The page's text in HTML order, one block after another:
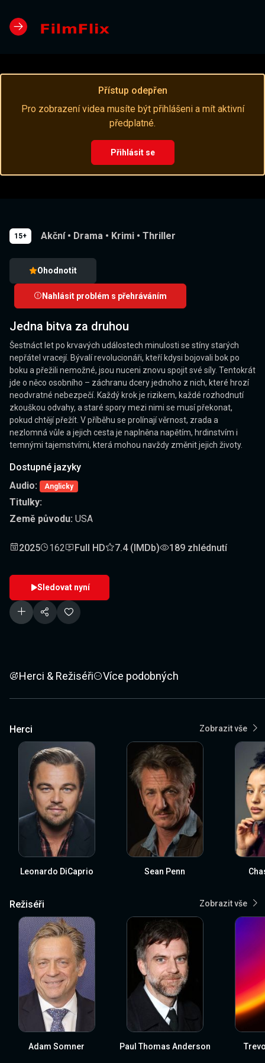
Přístup odepřen
Pro zobrazení videa musíte být přihlášeni a mít aktivní
předplatné.
Přihlásit se
15+ Akční • Drama • Krimi • Thriller
Ohodnotit
Nahlásit problém s přehráváním
Jedna bitva za druhou
Šestnáct let po krvavých událostech minulosti se stíny starých
nepřátel vracejí. Bývalí revolucionáři, kteří kdysi bojovali bok po
boku a přežili nemožné, jsou nuceni znovu spojit své síly. Tentokrát
jde o něco osobního – záchranu dcery jednoho z nich, které hrozí
neodvratné nebezpečí. Každý krok je rizikem, každé rozhodnutí
zkouškou odvahy, a staré spory mezi nimi se musí překonat,
pokud chtějí přežít. V příběhu se prolínají věrnost, zrada a
nezlomná vůle a jejich cesta je naplněna napětím, hrdinstvím i
temnými tajemstvími, která mohou navždy změnit jejich životy.
Dostupné jazyky
Audio:
Anglicky
Titulky:
Země původu: USA
2025 162 Full HD 7.4 (IMDb) 189 zhlédnutí
Sledovat nyní
Herci & Režiséři Více podobných
Herci Zobrazit vše
Leonardo DiCaprio Sean Penn
Režiséři Zobrazit vše
Adam Somner Paul Thomas Anderson